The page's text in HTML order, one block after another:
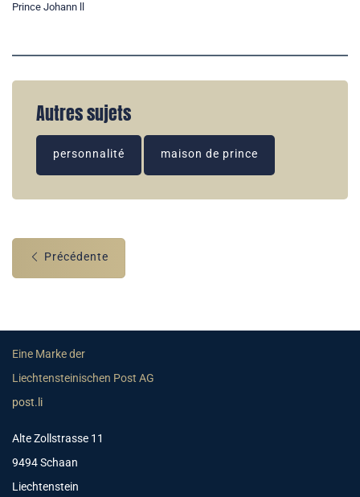
Prince Johann ll
Autres sujets
personnalité maison de prince
Précédente
Eine Marke der
Liechtensteinischen Post AG
post.li
Alte Zollstrasse 11
9494 Schaan
Liechtenstein